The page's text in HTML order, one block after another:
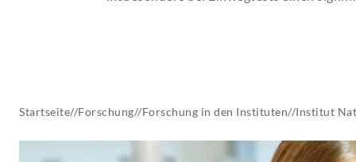
Startseite//Forschung//Forschung in den Instituten//Institut